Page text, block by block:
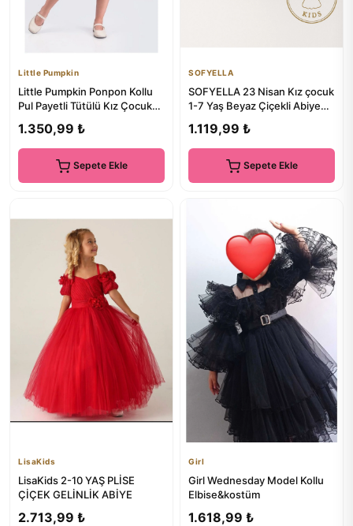
Little Pumpkin
Little Pumpkin Ponpon Kollu
Pul Payetli Tütülü Kız Çocuk
1.350,99 ₺
Sepete Ekle
SOFYELLA
SOFYELLA 23 Nisan Kız çocuk
1-7 Yaş Beyaz Çiçekli Abiye
1.119,99 ₺
Sepete Ekle
LisaKids
LisaKids 2-10 YAŞ PLİSE
ÇİÇEK GELİNLİK ABİYE
2.713,99 ₺
Girl
Girl Wednesday Model Kollu
Elbise&kostüm
1.618,99 ₺